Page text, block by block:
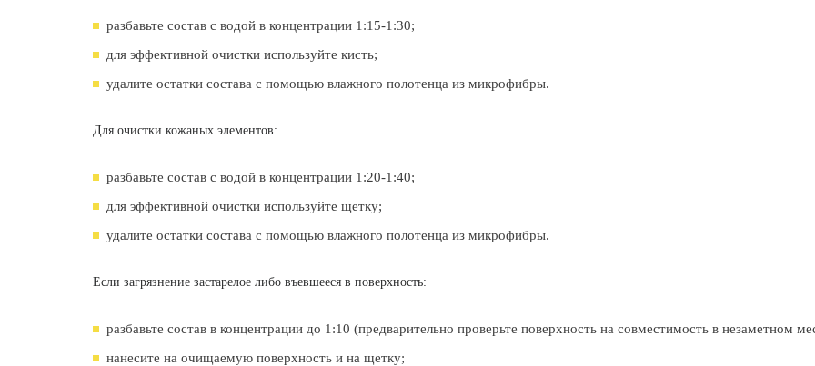
разбавьте состав с водой в концентрации 1:15-1:30;
для эффективной очистки используйте кисть;
удалите остатки состава с помощью влажного полотенца из микрофибры.
Для очистки кожаных элементов:
разбавьте состав с водой в концентрации 1:20-1:40;
для эффективной очистки используйте щетку;
удалите остатки состава с помощью влажного полотенца из микрофибры.
Если загрязнение застарелое либо въевшееся в поверхность:
разбавьте состав в концентрации до 1:10 (предварительно проверьте поверхность на совместимость в незаметном
нанесите на очищаемую поверхность и на щетку;